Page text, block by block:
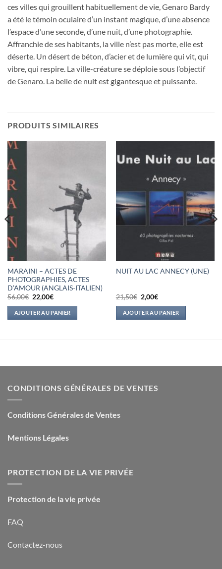
ces villes qui grouillent habituellement de vie, Genaro Bardy
a été le témoin oculaire d’un instant magique, d’une absence
l’espace d’une seconde, d’une nuit, d’une photographie.
Affranchie de ses habitants, la ville n’est pas morte, elle est
déserte. Un désert de béton, d’acier et de lumière qui vit, qui
vibre, qui respire. La ville-créature se déploie sous l’objectif
de Genaro. La belle de nuit est gigantesque et puissante.
PRODUITS SIMILAIRES
MARAINI – ACTES DE
PHOTOGRAPHIES, ACTES
D’AMOUR (ANGLAIS-ITALIEN)
56,00€ Le
prix
initial
était :
56,00€.
22,00€Le
actuel
est :
22,00€.
AJOUTER AU PANIER
NUIT AU LAC ANNECY (UNE)
21,50€ Le
prix
initial
était :
21,50€.
2,00€Le
actuel
est :
2,00€.
AJOUTER AU PANIER
CONDITIONS GÉNÉRALES DE VENTES
Conditions Générales de Ventes
Mentions Légales
PROTECTION DE LA VIE PRIVÉE
Protection de la vie privée
FAQ
Contactez-nous